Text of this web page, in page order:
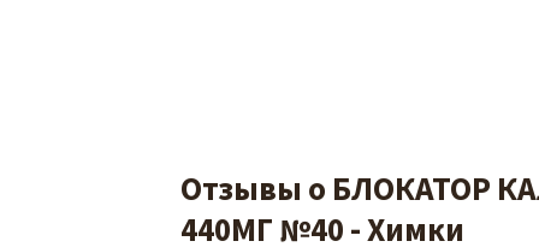
Отзывы о БЛОКАТОР
440МГ №40 - Химки